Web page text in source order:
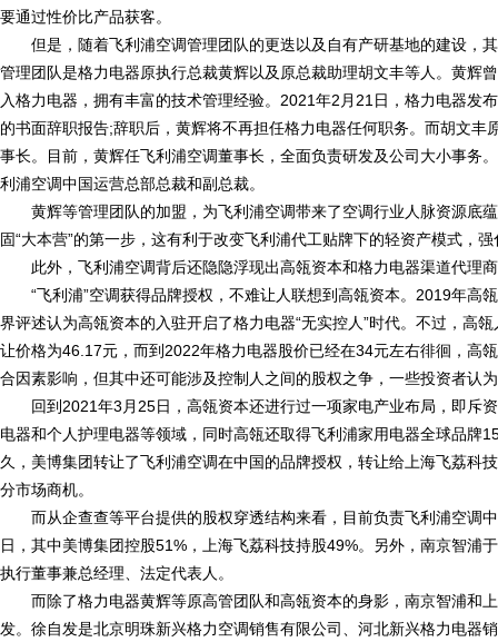
要通过性价比产品获客。
但是，随着飞利浦空调管理团队的更迭以及自有产研基地的建设，
管理团队是格力电器原执行总裁黄辉以及原总裁助理胡文丰等人。黄辉
入格力电器，拥有丰富的技术管理经验。2021年2月21日，格力电器发
的书面辞职报告;辞职后，黄辉将不再担任格力电器任何职务。而胡文
事长。目前，黄辉任飞利浦空调董事长，全面负责研发及公司大小事务
利浦空调中国运营总部总裁和副总裁。
黄辉等管理团队的加盟，为飞利浦空调带来了空调行业人脉资源底
固“大本营”的第一步，这有利于改变飞利浦代工贴牌下的轻资产模式，
此外，飞利浦空调背后还隐隐浮现出高瓴资本和格力电器渠道代理
“飞利浦”空调获得品牌授权，不难让人联想到高瓴资本。2019年
界评述认为高瓴资本的入驻开启了格力电器“无实控人”时代。不过，高
让价格为46.17元，而到2022年格力电器股价已经在34元左右徘徊，高
合因素影响，但其中还可能涉及控制人之间的股权之争，一些投资者认
回到2021年3月25日，高瓴资本还进行过一项家电产业布局，即斥
电器和个人护理电器等领域，同时高瓴还取得飞利浦家用电器全球品牌
久，美博集团转让了飞利浦空调在中国的品牌授权，转让给上海飞荔科
分市场商机。
而从企查查等平台提供的股权穿透结构来看，目前负责飞利浦空调
日，其中美博集团控股51%，上海飞荔科技持股49%。另外，南京智浦
执行董事兼总经理、法定代表人。
而除了格力电器黄辉等原高管团队和高瓴资本的身影，南京智浦和
发。徐自发是北京明珠新兴格力空调销售有限公司、河北新兴格力电器